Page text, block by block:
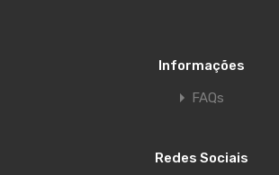
Informações
FAQs
Redes Sociais